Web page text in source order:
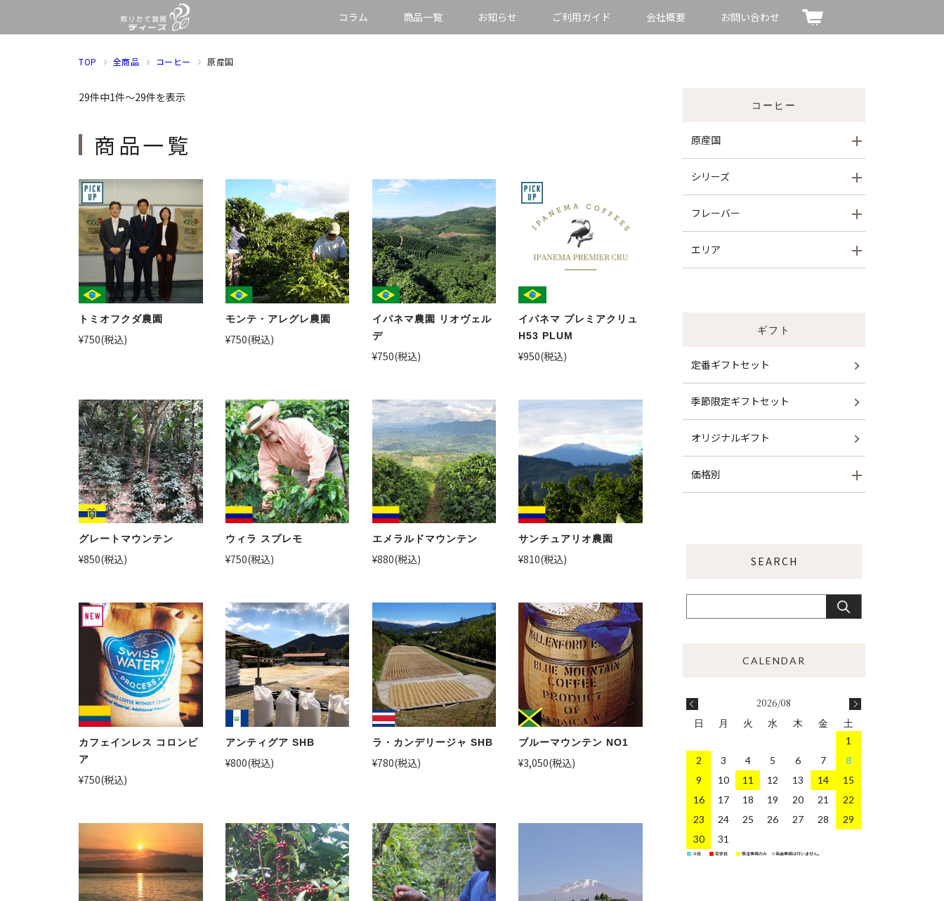
コラム 商品一覧 お知らせ ご利用ガイド 会社概要 お問い合わせ
TOP 全商品 コーヒー 原産国
29件中1件～29件を表示
商品一覧
トミオフクダ農園
¥750(税込)
モンテ・アレグレ農園
¥750(税込)
イパネマ農園 リオヴェル
デ
¥750(税込)
イパネマ プレミアクリュ
H53 PLUM
¥950(税込)
グレートマウンテン
¥850(税込)
ウィラ スプレモ
¥750(税込)
エメラルドマウンテン
¥880(税込)
サンチュアリオ農園
¥810(税込)
カフェインレス コロンビ
ア
¥750(税込)
アンティグア SHB
¥800(税込)
ラ・カンデリージャ SHB
¥780(税込)
ブルーマウンテン NO1
¥3,050(税込)
コーヒー
原産国
シリーズ
フレーバー
エリア
ギフト
定番ギフトセット
季節限定ギフトセット
オリジナルギフト
価格別
2026/08
日 月 火 水 木 金
土
1
2
3 4 5 6 7
8
9
10 11 12 13 14
15
16
17 18 19 20 21
22
23
24 25 26 27 28
29
30
31
■ 今日 ■ 定休日 ■ 受注業務のみ ※発送業務は行いません。